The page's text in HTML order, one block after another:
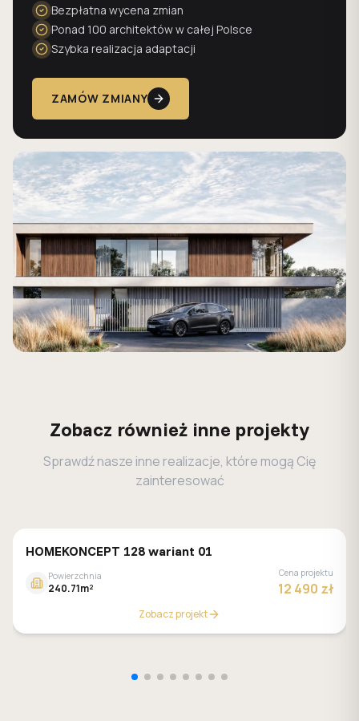
Bezpłatna wycena zmian
Ponad 100 architektów w całej Polsce
Szybka realizacja adaptacji
ZAMÓW ZMIANY
Zobacz również inne projekty
Sprawdź nasze inne realizacje, które mogą Cię
zainteresować
HOMEKONCEPT 128 wariant 01
Powierzchnia
240.71m²
Cena projektu
12 490 zł
Zobacz projekt